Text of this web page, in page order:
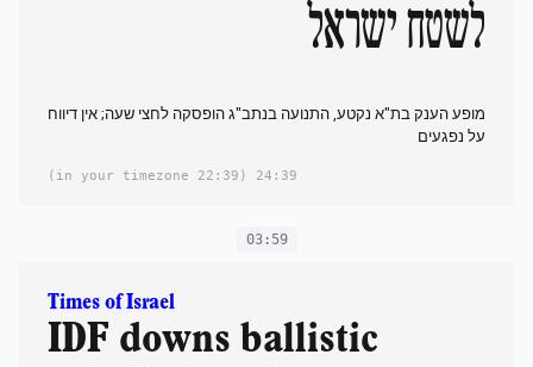
לשטח ישראל
מופע הענק בת"א נקטע, התנועה בנתב"ג הופסקה לחצי שעה; אין דיווח
על נפגעים
24:39
(22:39 in your timezone)
03:59
Times of Israel
IDF downs ballistic